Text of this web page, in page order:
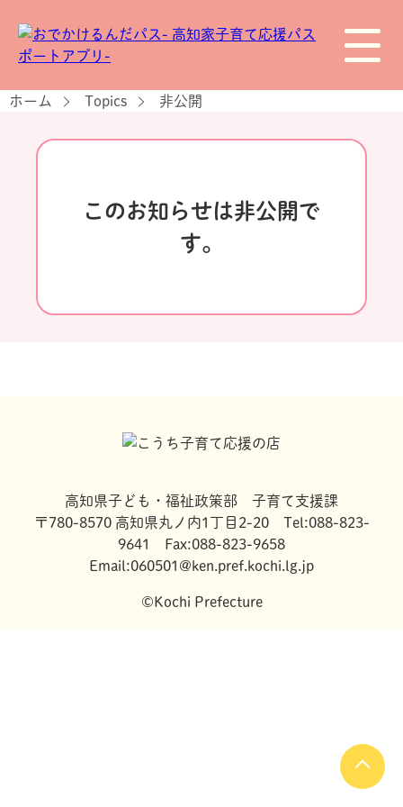
ホーム Topics 非公開
このお知らせは非公開で
す。
高知県子ども・福祉政策部 子育て支援課
〒780-8570 高知県丸ノ内1丁目2-20 Tel:088-823-
9641 Fax:088-823-9658
Email:060501@ken.pref.kochi.lg.jp
©Kochi Prefecture